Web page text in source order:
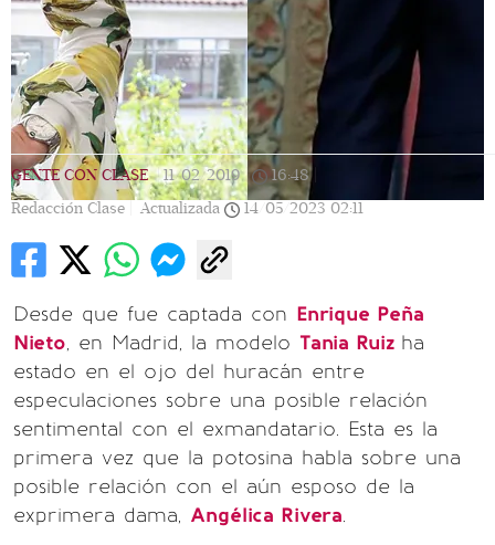
GENTE CON CLASE | 11/02/2019 | 16:48
Redacción Clase |
Actualizada 14/05/2023 02:11
Desde que fue captada con Enrique Peña
Nieto, en Madrid, la modelo Tania Ruiz ha
estado en el ojo del huracán entre
especulaciones sobre una posible relación
sentimental con el exmandatario. Esta es la
primera vez que la potosina habla sobre una
posible relación con el aún esposo de la
exprimera dama, Angélica Rivera.